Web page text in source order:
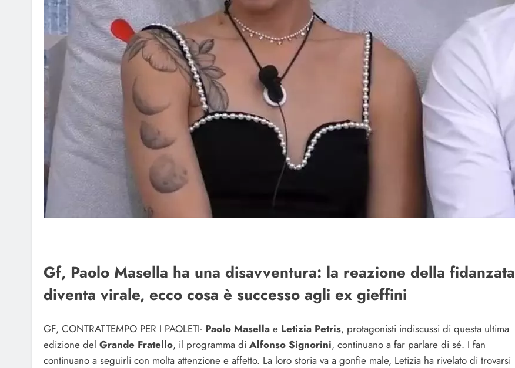
Gf, Paolo Masella ha una disavventura: la reazione della fidanzata
diventa virale, ecco cosa è successo agli ex gieffini
GF, CONTRATTEMPO PER I PAOLETI- Paolo Masella e Letizia Petris, protagonisti indiscussi di questa ultima
edizione del Grande Fratello, il programma di Alfonso Signorini, continuano a far parlare di sé. I fan
continuano a seguirli con molta attenzione e affetto. La loro storia va a gonfie male, Letizia ha rivelato di trovarsi